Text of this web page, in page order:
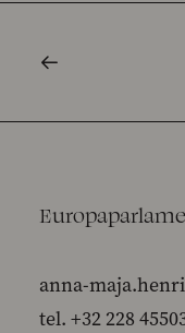
anna-
tel. +32 228